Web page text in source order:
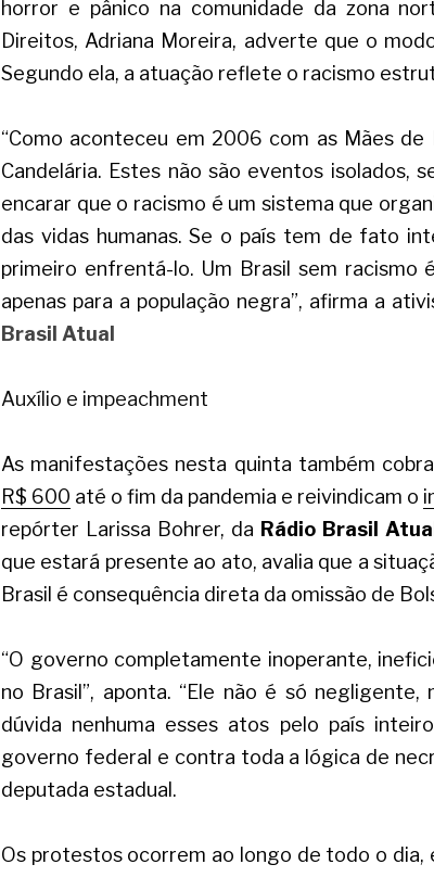
horror e pânico na comunidade da zona
Direitos, Adriana Moreira, adverte que o
Segundo ela, a atuação reflete o racismo
“Como aconteceu em 2006 com as Mães
Candelária. Estes não são eventos isolados,
encarar que o racismo é um sistema que
das vidas humanas. Se o país tem de fato
primeiro enfrentá-lo. Um Brasil sem racismo
apenas para a população negra”, afirma a
Brasil Atual
Auxílio e impeachment
As manifestações nesta quinta também
R$ 600 até o fim da pandemia e reivindicam o
repórter Larissa Bohrer, da Rádio Brasil Atual
que estará presente ao ato, avalia que a
Brasil é consequência direta da omissão de
“O governo completamente inoperante,
no Brasil”, aponta. “Ele não é só
dúvida nenhuma esses atos pelo país
governo federal e contra toda a lógica de
deputada estadual.
Os protestos ocorrem ao longo de todo o